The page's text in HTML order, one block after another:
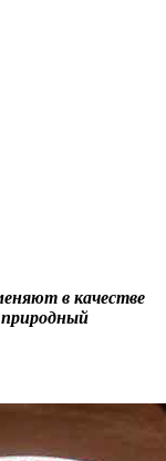
в качестве
природный